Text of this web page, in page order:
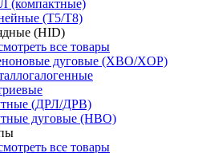
(компактные)
(T5/T8)
(HID)
все товары
дуговые (XBO/XOP)
(ДРЛ/ДРВ)
дуговые (HBO)
все товары